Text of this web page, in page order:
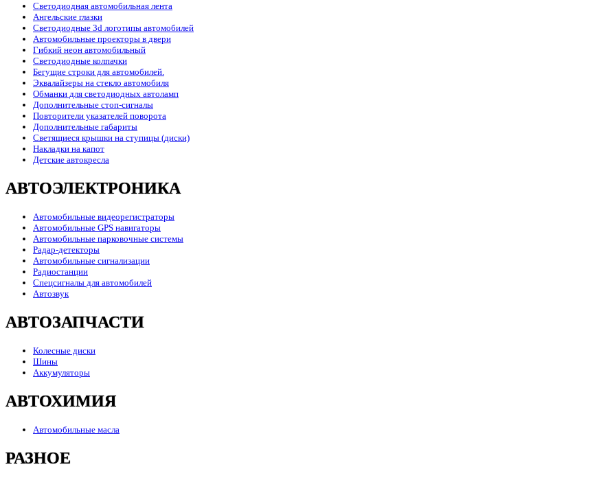
Светодиодная автомобильная лента
Ангельские глазки
Светодиодные 3d логотипы автомобилей
Автомобильные проекторы в двери
Гибкий неон автомобильный
Светодиодные колпачки
Бегущие строки для автомобилей.
Эквалайзеры на стекло автомобиля
Обманки для светодиодных автоламп
Дополнительные стоп-сигналы
Повторители указателей поворота
Дополнительные габариты
Светящиеся крышки на ступицы (диски)
Накладки на капот
Детские автокресла
АВТОЭЛЕКТРОНИКА
Автомобильные видеорегистраторы
Автомобильные GPS навигаторы
Автомобильные парковочные системы
Радар-детекторы
Автомобильные сигнализации
Радиостанции
Спецсигналы для автомобилей
Автозвук
АВТОЗАПЧАСТИ
Колесные диски
Шины
Аккумуляторы
АВТОХИМИЯ
Автомобильные масла
РАЗНОЕ